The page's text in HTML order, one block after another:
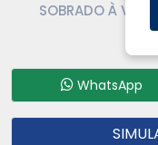
SOBRADO À
WhatsApp